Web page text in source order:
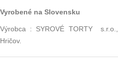
Vyrobené na Slovensku
Výrobca : SYROVÉ TORTY
Hričov.